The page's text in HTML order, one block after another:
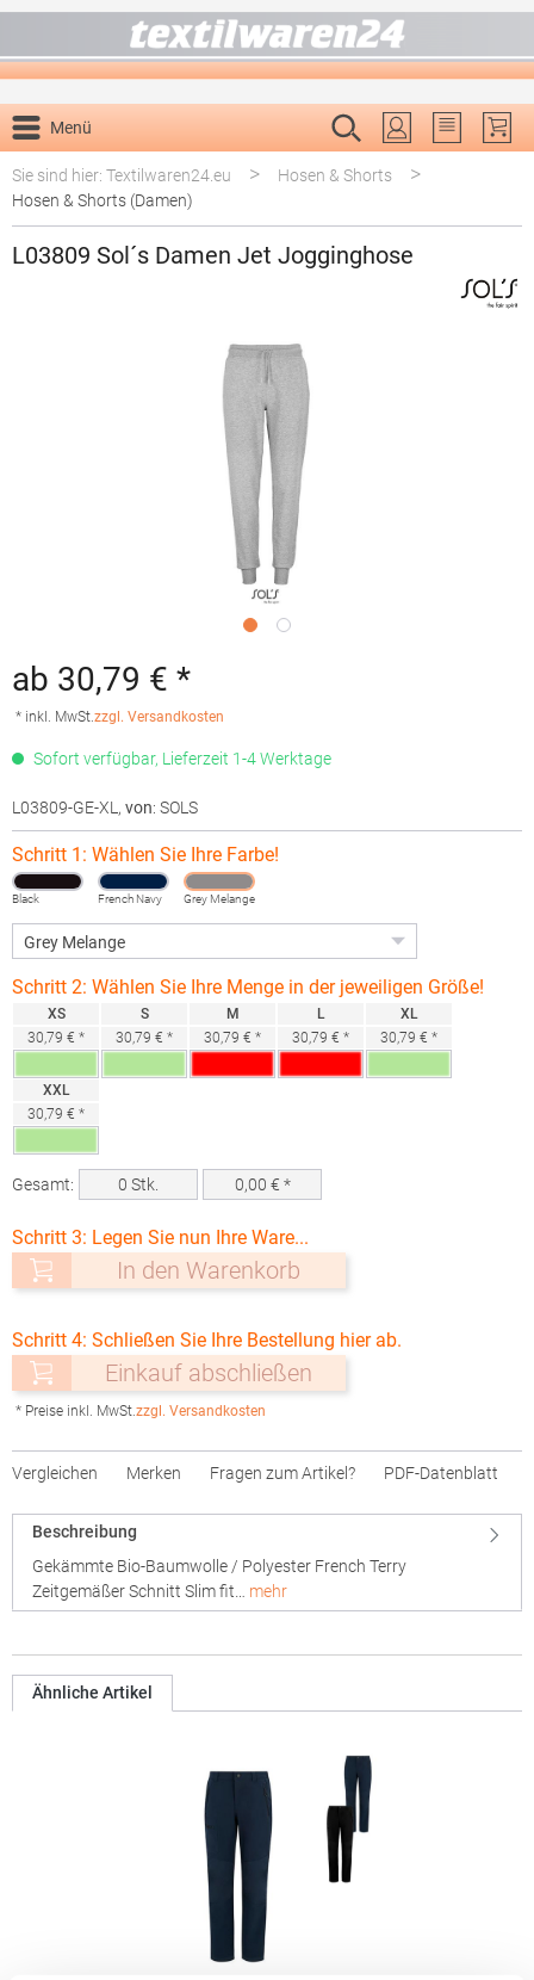
Menü
Du hast 0
Sie sind hier: Textilwaren24.eu
> Hosen & Shorts >
Hosen & Shorts (Damen)
L03809 Sol´s Damen Jet Jogginghose
ab 30,79 € *
* inkl. MwSt.zzgl. Versandkosten
Sofort verfügbar, Lieferzeit 1-4 Werktage
L03809-GE-XL , von: SOLS
Schritt 1: Wählen Sie Ihre Farbe!
Black French Navy Grey Melange
Schritt 2: Wählen Sie Ihre Menge in der jeweiligen Größe!
XS
30,79 € *
S
30,79 € *
M
30,79 € *
L
30,79 € *
XL
30,79 € *
XXL
30,79 € *
Gesamt: 0 Stk. 0,00 € *
Schritt 3: Legen Sie nun Ihre Ware...
In den Warenkorb
Schritt 4: Schließen Sie Ihre Bestellung hier ab.
Einkauf abschließen
* Preise inkl. MwSt.zzgl. Versandkosten
Vergleichen Merken Fragen zum Artikel? PDF-Datenblatt
Beschreibung
Gekämmte Bio-Baumwolle / Polyester French Terry
Zeitgemäßer Schnitt Slim fit… mehr
Ähnliche Artikel